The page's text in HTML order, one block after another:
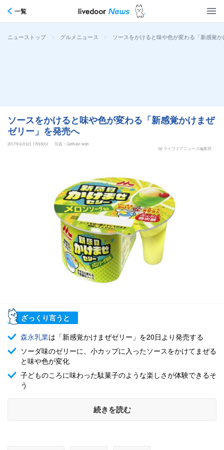
一覧
ニューストップ > グルメニュース > ソースをかけると味や色が変わる「新感覚
ソースをかけると味や色が変わる「新感覚かけまぜ
ゼリー」を発売へ
2017年6月6日 17時50分
写真：GetNavi web
by ライブドアニュース編集部
ざっくり言うと
森永乳業は「新感覚かけまぜゼリー」を20日より発売する
ソーダ味のゼリーに、小カップに入ったソースをかけてまぜる
と味や色が変化
子どものころに味わった駄菓子のような楽しさが体験できるそ
う
続きを読む